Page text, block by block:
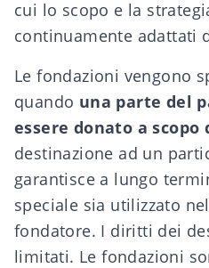
cui lo scopo e la
continuamente adattati
Le fondazioni vengono
quando una parte del
essere donato a scopo
destinazione ad un
garantisce a lungo
speciale sia utilizzato
fondatore. I diritti dei
limitati. Le fondazioni